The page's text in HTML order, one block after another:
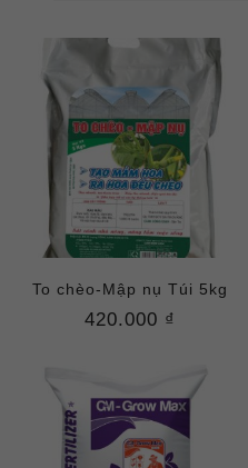
To chèo-Mập nụ Túi 5kg
420.000 ₫